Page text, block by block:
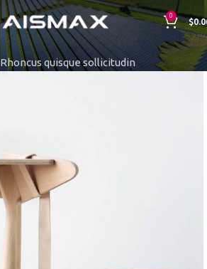
0
$
Rhoncus quisque sollicitudin